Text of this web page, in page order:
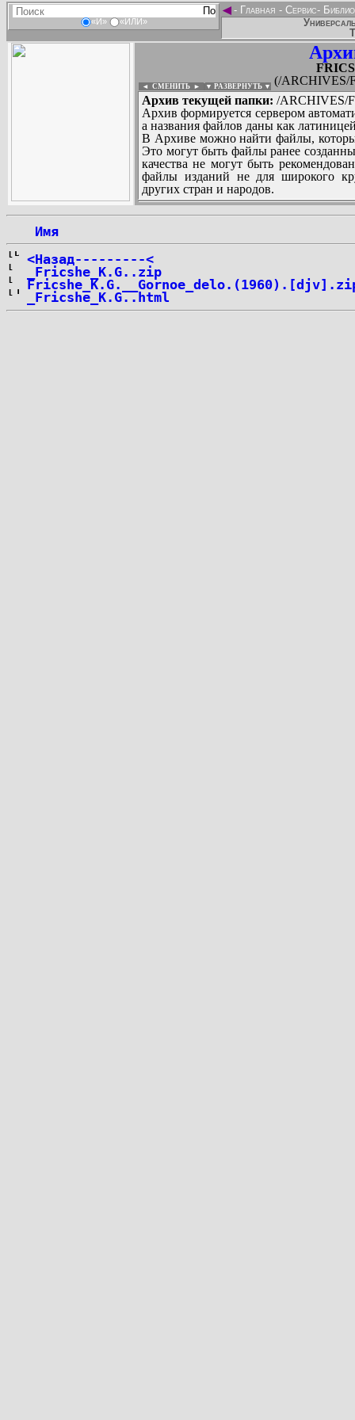
«И» «ИЛИ»
◄- Главная - Сервис-
(/ARCHIVES/
◄ СМЕНИТЬ ► ▼ РАЗВЕРНУТЬ ▼
Архив текущей папки: /ARCHIVES/
Архив формируется сервером
а названия файлов даны как
В Архиве можно найти файлы,
Это могут быть файлы ранее
качества не могут быть
файлы изданий не для широкого
других стран и народов.
Имя
<Назад---------<
_Fricshe_K.G..zip
_Fricshe_K.G..html